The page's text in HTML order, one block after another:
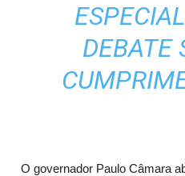
DEBATE
O governador Paulo Câmara